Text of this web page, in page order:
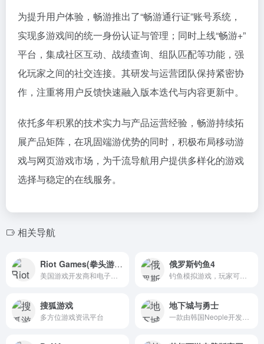
为提升用户体验，畅游推出了“畅游通行证”账号系统，
实现多游戏间的统一身份认证与管理；同时上线“畅游+”
平台，集成社区互动、战绩查询、组队匹配等功能，强
化玩家之间的社交连接。其研发与运营团队保持紧密协
作，注重将用户反馈快速融入版本迭代与内容更新中。
依托多年积累的技术实力与产品运营经验，畅游持续拓
展产品矩阵，在巩固端游优势的同时，积极布局移动游
戏与网页游戏市场，为千流导航用户提供多样化的游戏
选择与稳定的在线服务。
相关导航
Riot Games(拳头游戏) 俄罗斯钓鱼4
搜狐游戏
多方位游戏资讯平台
地下城与勇士